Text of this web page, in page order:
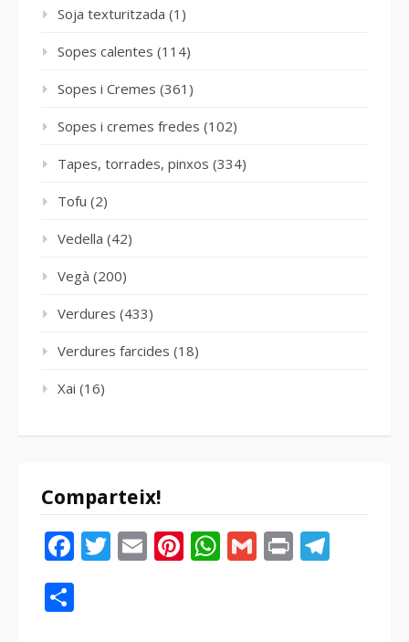
Soja texturitzada (1)
Sopes calentes (114)
Sopes i Cremes (361)
Sopes i cremes fredes (102)
Tapes, torrades, pinxos (334)
Tofu (2)
Vedella (42)
Vegà (200)
Verdures (433)
Verdures farcides (18)
Xai (16)
Comparteix!
Facebook
Twitter
EmailPinterest
WhatsApp
Gmail
Print